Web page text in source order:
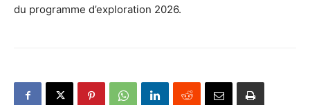
du programme d’exploration 2026.